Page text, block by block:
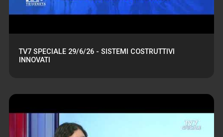
TV7 SPECIALE 29/6/26 - SISTEMI COSTRUTTIVI
INNOVATI